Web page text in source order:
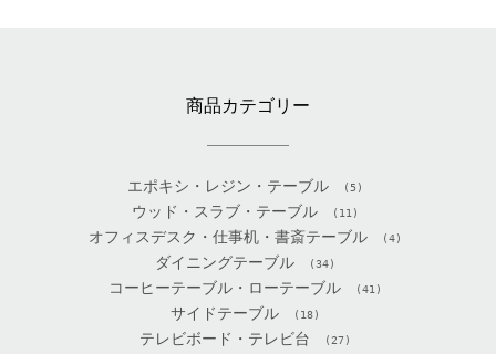
商品カテゴリー
エポキシ・レジン・テーブル (5)
ウッド・スラブ・テーブル (11)
オフィスデスク・仕事机・書斎テーブル (4)
ダイニングテーブル (34)
コーヒーテーブル・ローテーブル (41)
サイドテーブル (18)
テレビボード・テレビ台 (27)